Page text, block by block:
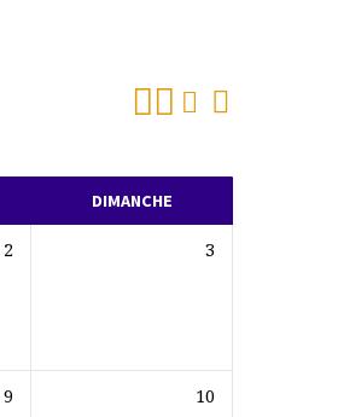
DIMANCHE
2 3
9 10